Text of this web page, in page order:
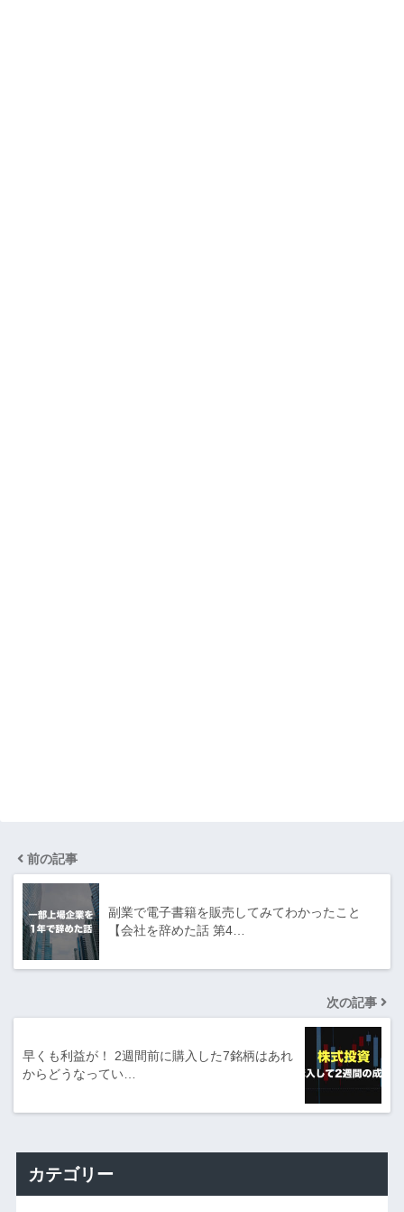
前の記事
副業で電子書籍を販売してみてわかったこと
【会社を辞めた話 第4…
次の記事
早くも利益が！ 2週間前に購入した7銘柄はあれ
からどうなってい…
カテゴリー